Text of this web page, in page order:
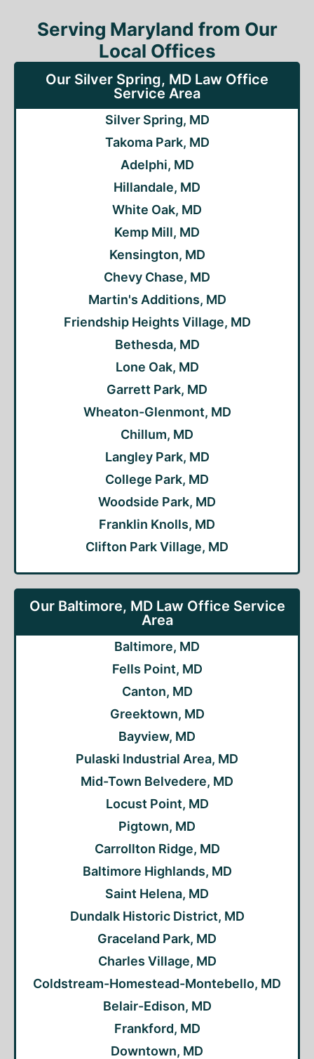
Serving Maryland from Our
Local Offices
Our Silver Spring, MD Law Office
Service Area
Silver Spring, MD
Takoma Park, MD
Adelphi, MD
Hillandale, MD
White Oak, MD
Kemp Mill, MD
Kensington, MD
Chevy Chase, MD
Martin's Additions, MD
Friendship Heights Village, MD
Bethesda, MD
Lone Oak, MD
Garrett Park, MD
Wheaton-Glenmont, MD
Chillum, MD
Langley Park, MD
College Park, MD
Woodside Park, MD
Franklin Knolls, MD
Clifton Park Village, MD
Our Baltimore, MD Law Office Service
Area
Baltimore, MD
Fells Point, MD
Canton, MD
Greektown, MD
Bayview, MD
Pulaski Industrial Area, MD
Mid-Town Belvedere, MD
Locust Point, MD
Pigtown, MD
Carrollton Ridge, MD
Baltimore Highlands, MD
Saint Helena, MD
Dundalk Historic District, MD
Graceland Park, MD
Charles Village, MD
Coldstream-Homestead-Montebello, MD
Belair-Edison, MD
Frankford, MD
Downtown, MD